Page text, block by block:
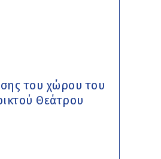
του χώρου του
Θεάτρου